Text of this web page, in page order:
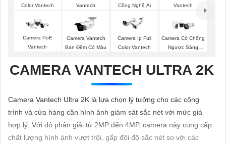
SẢN
TƯ
VẤN
LẮP
ĐẶT
Color Vantech
Vantech
Công Nghệ Ai
Vantech
Camera PoE
Vantech
Camera Vantech
Ban Đêm Có Màu
Camera Ip Full
Color Vantech
Camera Có Chống
Ngược Sáng
CAMERA VANTECH ULTRA 2K
Camera Vantech Ultra 2K là lựa chọn lý tưởng cho các công
trình và cửa hàng cần hình ảnh giám sát sắc nét với mức giá
hợp lý. Với độ phân giải từ 2MP đến 4MP, camera này cung cấp
chất lượng hình ảnh vượt trội, gấp đôi độ sắc nét so với các